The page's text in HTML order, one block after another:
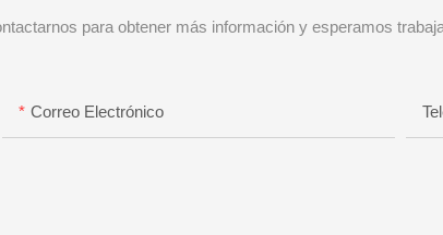
para obtener más información y esperamos
Correo Electrónico